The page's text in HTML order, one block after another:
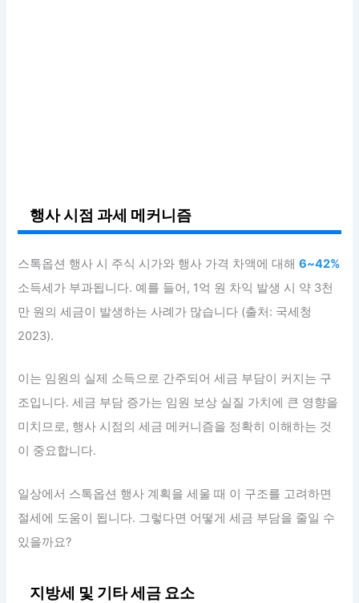
행사 시점 과세 메커니즘
스톡옵션 행사 시 주식 시가와 행사 가격 차액에 대해6~42%
소득세가 부과됩니다. 예를 들어, 1억 원 차익 발생 시 약 3천
만 원의 세금이 발생하는 사례가 많습니다 (출처: 국세청
2023).
이는 임원의 실제 소득으로 간주되어 세금 부담이 커지는 구
조입니다. 세금 부담 증가는 임원 보상 실질 가치에 큰 영향을
미치므로, 행사 시점의 세금 메커니즘을 정확히 이해하는 것
이 중요합니다.
일상에서 스톡옵션 행사 계획을 세울 때 이 구조를 고려하면
절세에 도움이 됩니다. 그렇다면 어떻게 세금 부담을 줄일 수
있을까요?
지방세 및 기타 세금 요소